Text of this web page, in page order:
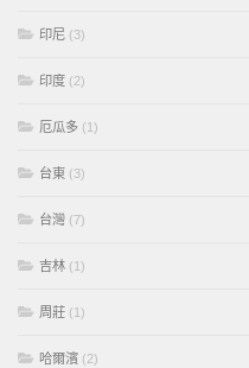
印尼 (3)
印度 (2)
厄瓜多 (1)
台東 (3)
台灣 (7)
吉林 (1)
周莊 (1)
哈爾濱 (2)